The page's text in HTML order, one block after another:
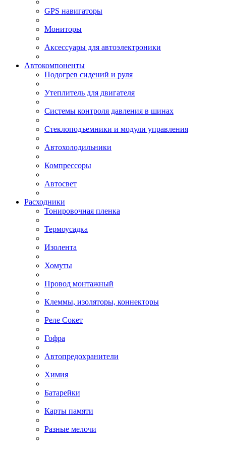
GPS навигаторы
Мониторы
Аксессуары для автоэлектроники
Автокомпоненты
Подогрев сидений и руля
Утеплитель для двигателя
Системы контроля давления в шинах
Стеклоподъемники и модули управления
Автохолодильники
Компрессоры
Автосвет
Расходники
Тонировочная пленка
Термоусадка
Изолента
Хомуты
Провод монтажный
Клеммы, изоляторы, коннекторы
Реле Сокет
Гофра
Автопредохранители
Химия
Батарейки
Карты памяти
Разные мелочи